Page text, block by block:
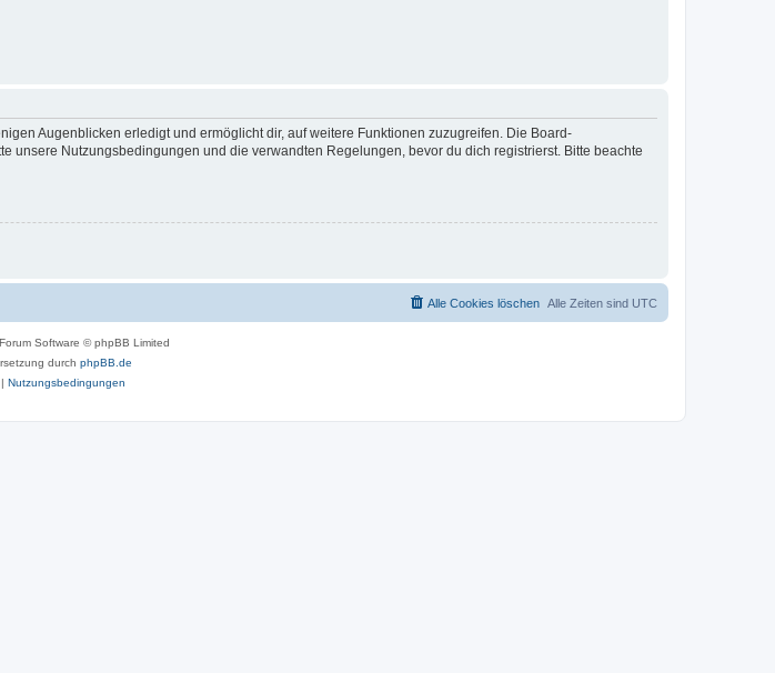
Augenblicken erledigt und ermöglicht dir, auf weitere Funktionen zuzugreifen. Die Board-
Nutzungsbedingungen und die verwandten Regelungen, bevor du dich registrierst. Bitte beachte
Alle Zeiten sind UTC
Alle Cookies löschen
Software © phpBB Limited
durch phpBB.de
Nutzungsbedingungen